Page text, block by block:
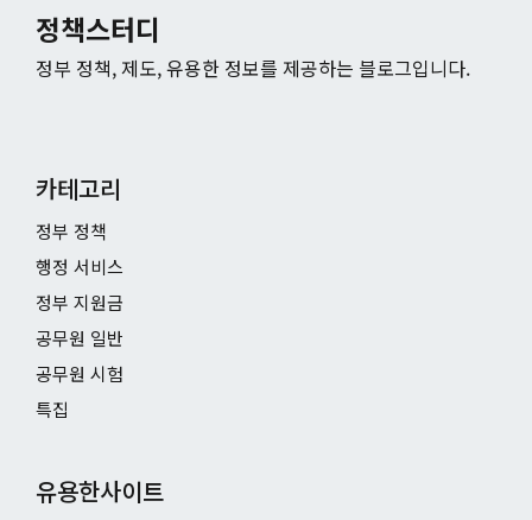
정책스터디
정부 정책, 제도, 유용한 정보를 제공하는 블로그입니다.
카테고리
정부 정책
행정 서비스
정부 지원금
공무원 일반
공무원 시험
특집
유용한사이트